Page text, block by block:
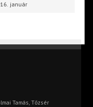
január
Tamás, Tőzsér